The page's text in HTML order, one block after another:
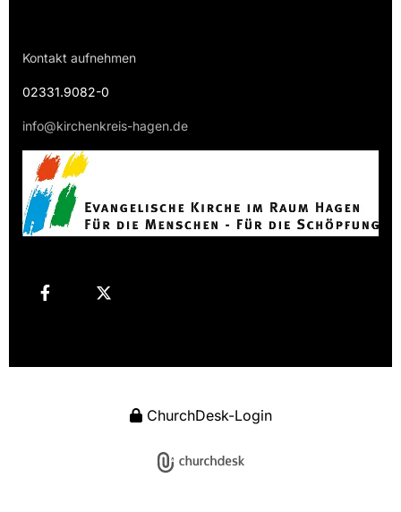
Kontakt aufnehmen
02331.9082-0
info@kirchenkreis-hagen.de
ChurchDesk-Login